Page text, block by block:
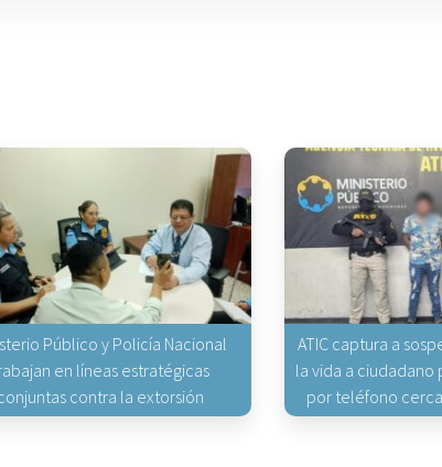
Público y Policía Nacional
en líneas estratégicas
contra la extorsión
ATIC captura a
la vida a
por teléfono